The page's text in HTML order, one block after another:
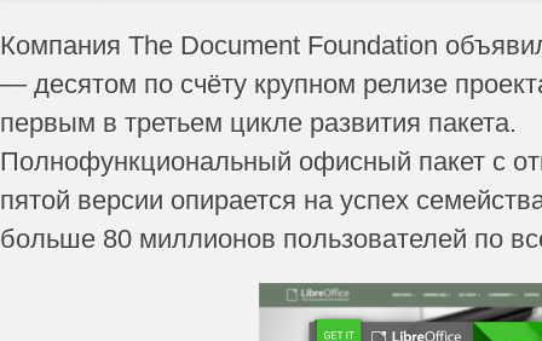
Компания The Document Foundation
— десятом по счёту крупном релизе
первым в третьем цикле развития пакета.
Полнофункциональный офисный пакет с
пятой версии опирается на успех
больше 80 миллионов пользователей по